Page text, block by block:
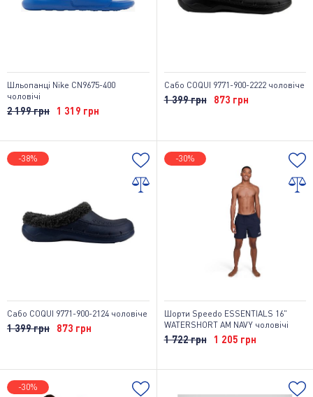
Шльопанці Nike CN9675-400
чоловічі
2 199 грн 1 319 грн
Сабо COQUI 9771-900-2222 чоловіче
1 399 грн 873 грн
-38%
Сабо COQUI 9771-900-2124 чоловіче
1 399 грн 873 грн
-30%
Шорти Speedo ESSENTIALS 16"
WATERSHORT AM NAVY чоловічі
1 722 грн 1 205 грн
-30%